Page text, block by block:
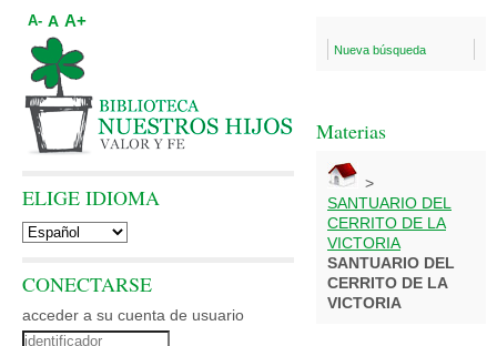
Nueva búsqueda
Materias
>
SANTUARIO DEL
CERRITO DE LA
VICTORIA
SANTUARIO DEL
CERRITO DE LA
VICTORIA
A- A A+
ELIGE IDIOMA
CONECTARSE
acceder a su cuenta de usuario